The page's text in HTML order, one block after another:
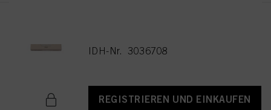
IDH-Nr. 3036708
REGISTRIEREN UND EINKAUFEN